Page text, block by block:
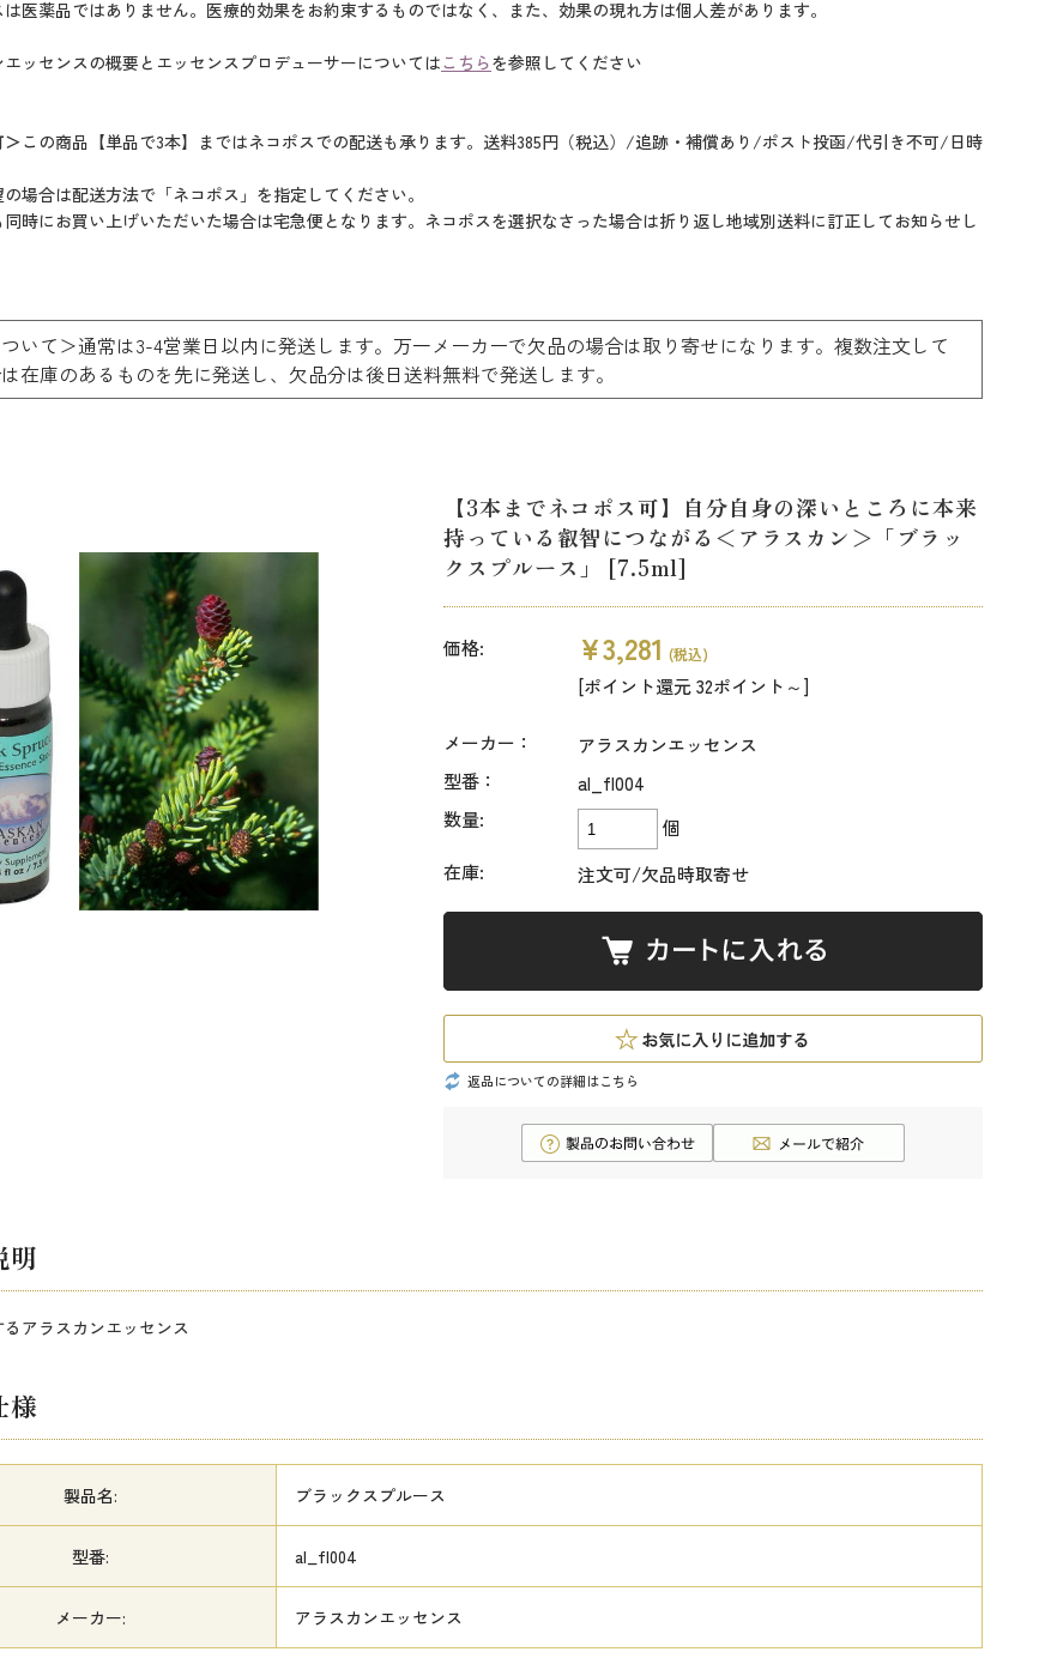
医薬品ではありません。医療的効果をお約束するものではなく、また、効果の現れ方は個人差があります。
ッセンスの概要とエッセンスプロデューサーについてはこちらを参照してください
この商品【単品で3本】まではネコポスでの配送も承ります。送料385円（税込）/追跡・補償あり/ポスト投函/代引き不可/日時
場合は配送方法で「ネコポス」を指定してください。
時にお買い上げいただいた場合は宅急便となります。ネコポスを選択なさった場合は折り返し地域別送料に訂正してお知らせし
いて＞通常は3-4営業日以内に発送します。万一メーカーで欠品の場合は取り寄せになります。複数注文して
は在庫のあるものを先に発送し、欠品分は後日送料無料で発送します。
【3本までネコポス可】自分自身の深いところに本来
持っている叡智につながる＜アラスカン＞「ブラッ
クスプルース」 [7.5ml]
価格: ¥3,281 (税込)
[ポイント還元 32ポイント～]
メーカー：
アラスカンエッセンス
型番：
al_fl004
数量:
個
在庫:
注文可/欠品時取寄せ
返品についての詳細はこちら
明
アラスカンエッセンス
様
製品名: ブラックスプルース
型番: al_fl004
メーカー: アラスカンエッセンス